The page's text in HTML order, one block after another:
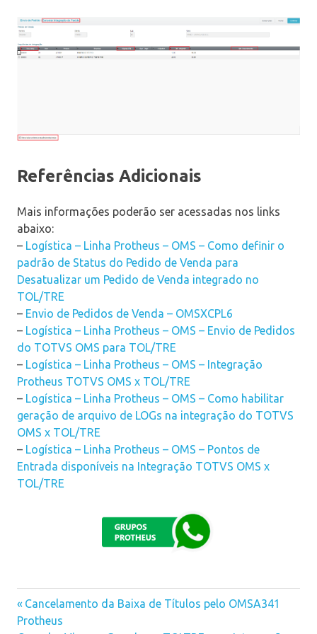
Referências Adicionais
Mais informações poderão ser acessadas nos links
abaixo:
– Logística – Linha Protheus – OMS – Como definir o
padrão de Status do Pedido de Venda para
Desatualizar um Pedido de Venda integrado no
TOL/TRE
– Envio de Pedidos de Venda – OMSXCPL6
– Logística – Linha Protheus – OMS – Envio de Pedidos
do TOTVS OMS para TOL/TRE
– Logística – Linha Protheus – OMS – Integração
Protheus TOTVS OMS x TOL/TRE
– Logística – Linha Protheus – OMS – Como habilitar
geração de arquivo de LOGs na integração do TOTVS
OMS x TOL/TRE
– Logística – Linha Protheus – OMS – Pontos de
Entrada disponíveis na Integração TOTVS OMS x
TOL/TRE
Navegação
Previous
Post:
Cancelamento da Baixa de Títulos pelo OMSA341
Protheus